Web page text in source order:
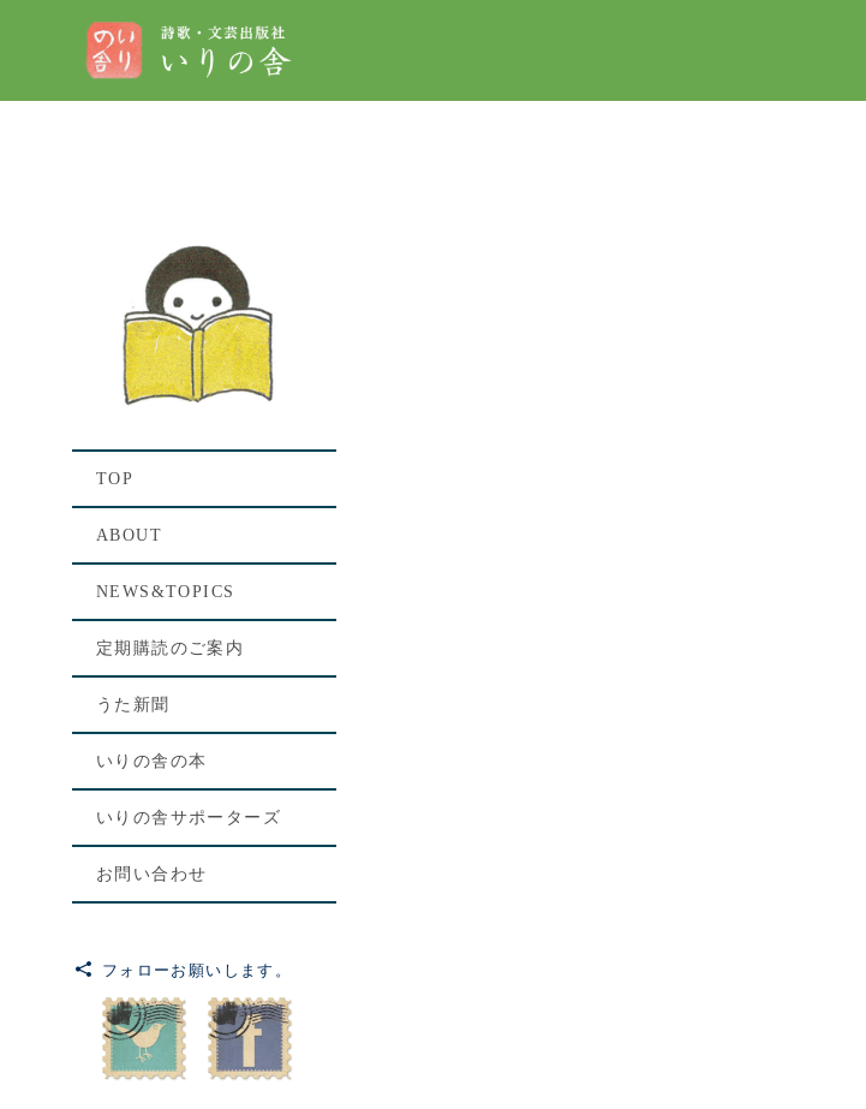
TOP
ABOUT
NEWS&TOPICS
定期購読のご案内
うた新聞
いりの舎の本
いりの舎サポーターズ
お問い合わせ
フォローお願いします。